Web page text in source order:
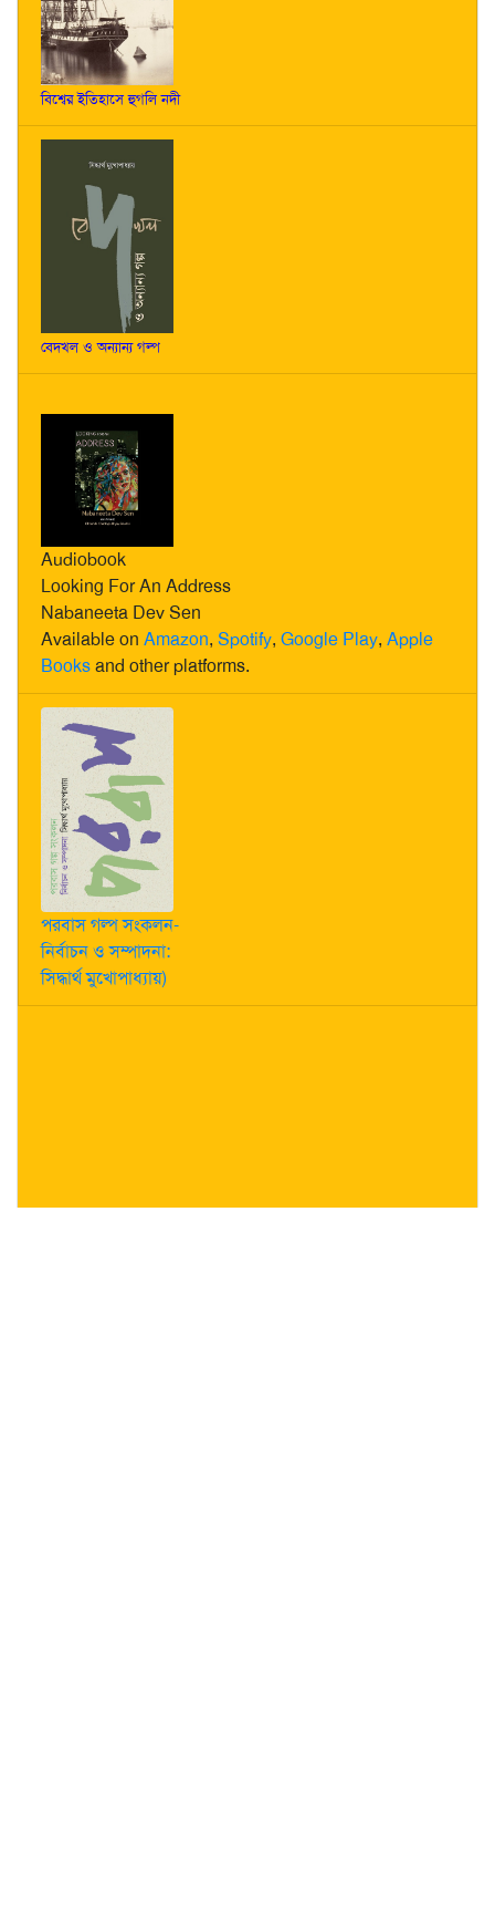
বিশ্বের ইতিহাসে হুগলি নদী
বেদখল ও অন্যান্য গল্প
Audiobook
Looking For An Address
Nabaneeta Dev Sen
Available on Amazon, Spotify, Google Play, Apple
Booksand other platforms.
পরবাস গল্প সংকলন-
নির্বাচন ও সম্পাদনা:
সিদ্ধার্থ মুখোপাধ্যায়)